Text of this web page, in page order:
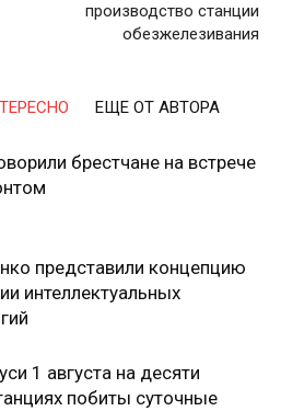
производство станции
обезжелезивания
ЕЩЕ ОТ АВТОРА
брестчане на встрече
представили концепцию
интеллектуальных
1 августа на десяти
побиты суточные